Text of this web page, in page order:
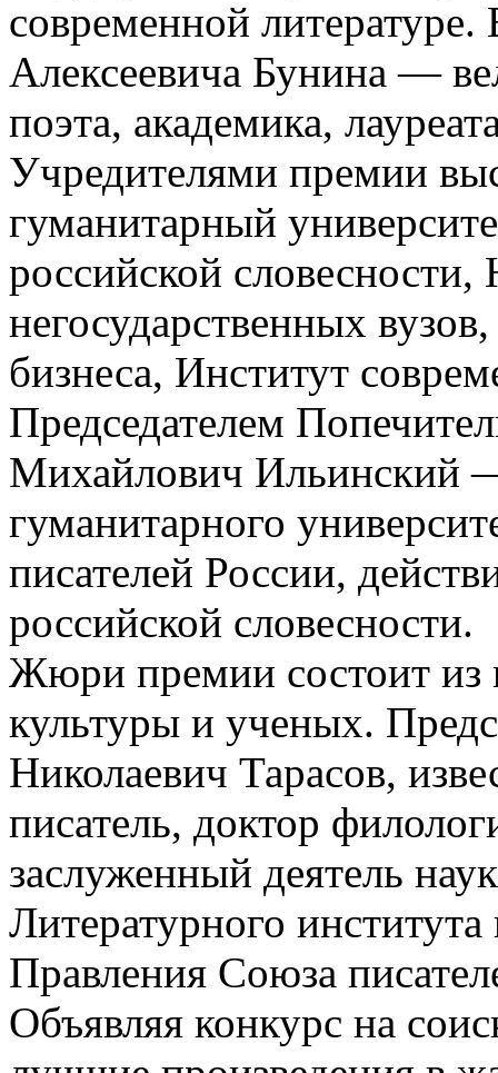
современной
Алексеевича Бунина —
поэта, академика,
Учредителями премии
гуманитарный
российской
негосударственных
бизнеса, Институт
Председателем
Михайлович Ильинский
гуманитарного
писателей России,
российской словесности.
Жюри премии состоит из
культуры и ученых.
Николаевич Тарасов,
писатель, доктор
заслуженный деятель
Литературного
Правления Союза
Объявляя конкурс на